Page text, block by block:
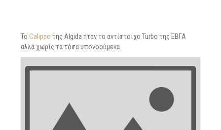
Το Calippo της Algida ήταν το αντίστοιχο Turbo της ΕΒΓΑ
αλλά χωρίς τα τόσα υπονοούμενα.